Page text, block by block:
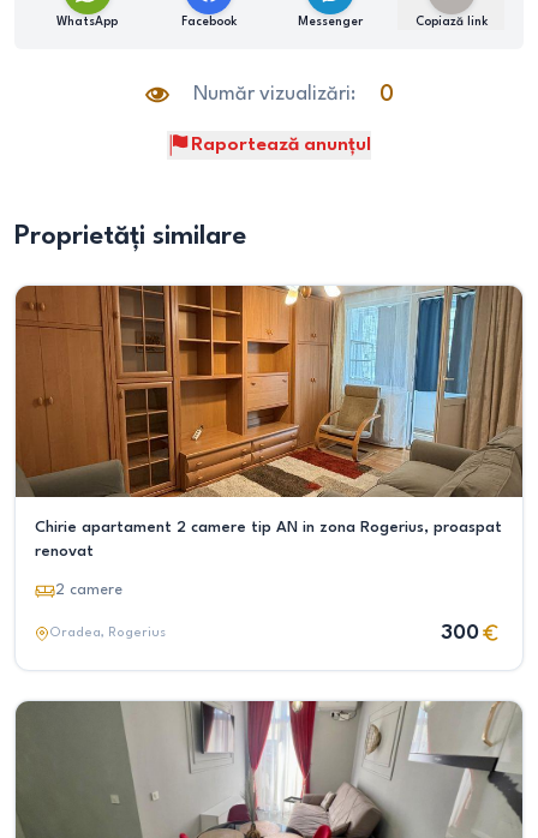
WhatsApp Facebook Messenger Copiază link
Număr vizualizări: 0
Raportează anunțul
Proprietăți similare
Chirie apartament 2 camere tip AN in zona Rogerius, proaspat
renovat
2 camere
Oradea, Rogerius 300